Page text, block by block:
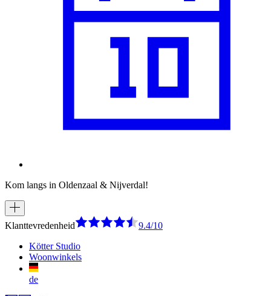
Kom langs in Oldenzaal & Nijverdal!
Klanttevredenheid
9.4/10
Kötter Studio
Woonwinkels
de